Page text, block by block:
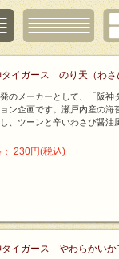
タイガース のり天（わさ
のメーカーとして、「阪神
ン企画です。瀬戸内産の海
、ツーンと辛いわさび醤油
230円(税込)
タイガース やわらかいか